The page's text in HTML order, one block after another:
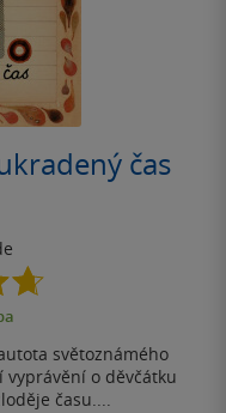
čas
světoznámého
o děvčátku
času....